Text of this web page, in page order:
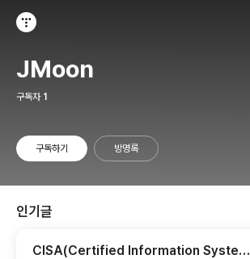
JMoon
구독자 1
구독하기 방명록
인기글
CISA(Certified Information System